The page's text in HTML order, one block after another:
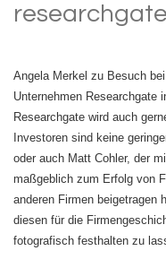
Angela Merkel zu Besuch
Unternehmen Researchgate
Researchgate wird auch
Investoren sind keine
oder auch Matt Cohler, der
maßgeblich zum Erfolg von
anderen Firmen beigetragen
diesen für die
fotografisch festhalten zu